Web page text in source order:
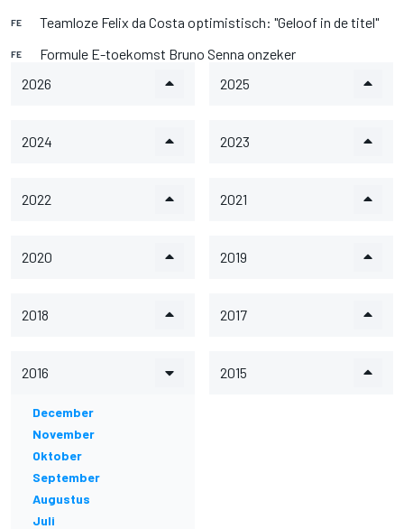
FE Teamloze Felix da Costa optimistisch: "Geloof in de titel"
FE
Formule E-toekomst Bruno Senna onzeker
2026
2025
2024 2023
2022 2021
2020 2019
2018 2017
2016
December
November
Oktober
September
Augustus
Juli
2015